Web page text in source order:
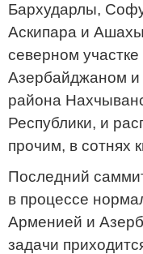
Бархударлы,
Аскипара и
северном
Азербайджаном и
района
Республики, и
прочим, в сотнях
Последний
в процессе
Арменией и
задачи